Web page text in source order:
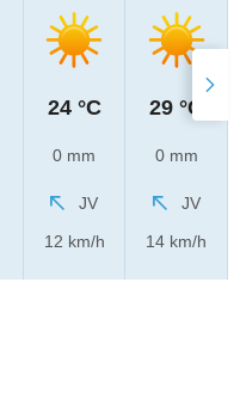
24 °C
0 mm
JV
12 km/h
29 °C
0 mm
JV
14 km/h